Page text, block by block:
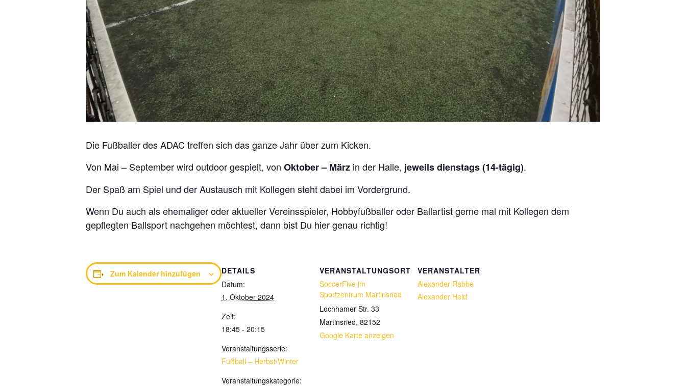
Die Fußballer des ADAC treffen sich das ganze Jahr über zum Kicken.
Von Mai – September wird outdoor gespielt, von Oktober – März in der Halle, jeweils dienstags (14-tägig).
Der Spaß am Spiel und der Austausch mit Kollegen steht dabei im Vordergrund.
Wenn Du auch als ehemaliger oder aktueller Vereinsspieler, Hobbyfußballer oder Ballartist gerne mal mit Kollegen dem
gepflegten Ballsport nachgehen möchtest, dann bist Du hier genau richtig!
Zum Kalender hinzufügen
DETAILS
Datum:
1. Oktober 2024
Zeit:
18:45 - 20:15
Veranstaltungsserie:
Fußball – Herbst/Winter
Veranstaltungskategorie:
VERANSTALTUNGSORT
SoccerFive im
Sportzentrum Martinsried
Lochhamer Str. 33
Martinsried, 82152
Google Karte anzeigen
VERANSTALTER
Alexander Rabbe
Alexander Held